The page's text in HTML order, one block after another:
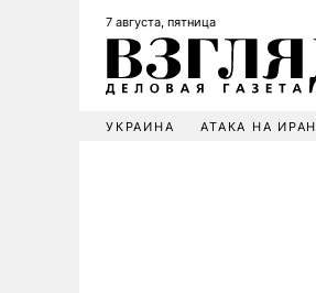
7 августа, пятница
УКРАИНА АТАКА НА ИРАН